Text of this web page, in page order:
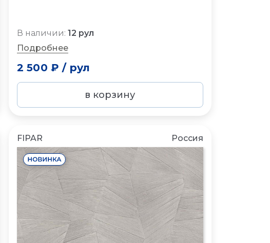
В наличии: 12 рул
Подробнее
2 500 ₽ / рул
в корзину
FIPAR Россия